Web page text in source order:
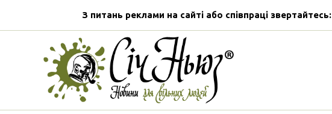
З питань реклами на сайті або співпраці звертайтесь: